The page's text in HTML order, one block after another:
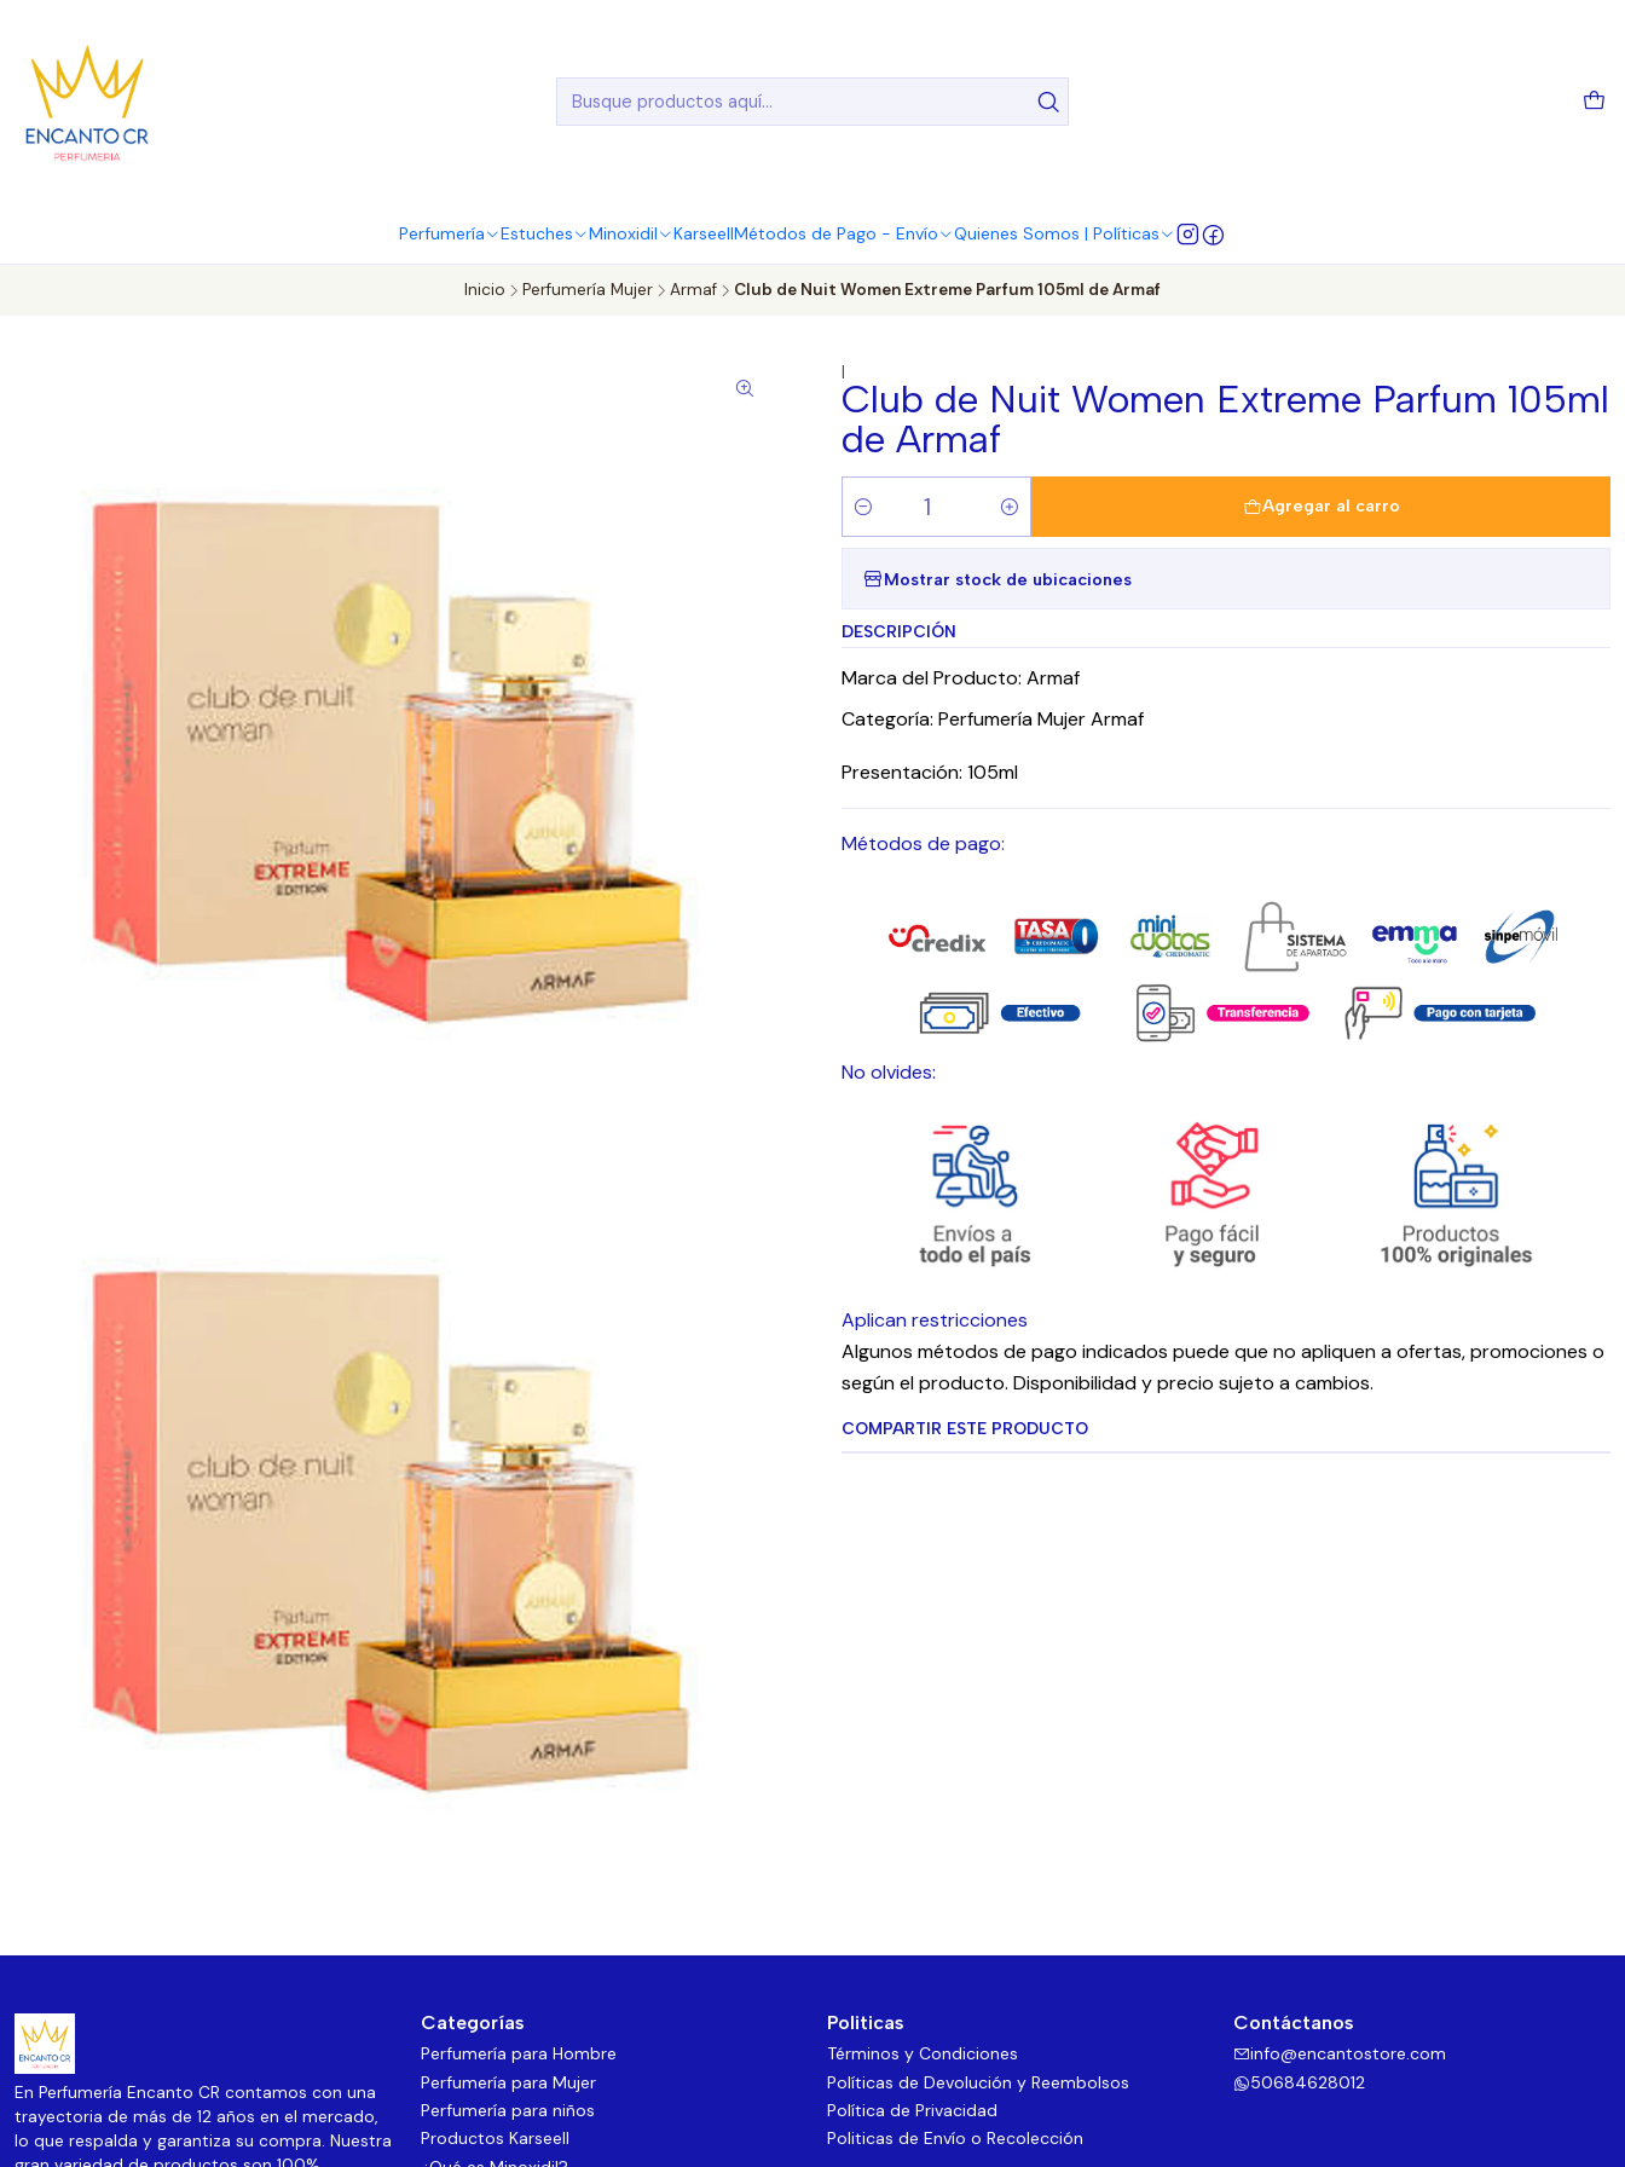
Perfumería Estuches Minoxidil KarseellMétodos de Pago - Envío Quienes Somos | Políticas
Inicio Perfumería Mujer Armaf Club de Nuit Women Extreme Parfum 105ml de Armaf
|
Club de Nuit Women Extreme Parfum 105ml
de Armaf
Cantidad
Agregar al carro
Mostrar stock de ubicaciones
DESCRIPCIÓN
Marca del Producto: Armaf
Categoría: Perfumería Mujer Armaf
Presentación: 105ml
Métodos de pago:
No olvides:
Aplican restricciones
Algunos métodos de pago indicados puede que no apliquen a ofertas, promociones o
según el producto. Disponibilidad y precio sujeto a cambios.
COMPARTIR ESTE PRODUCTO
En Perfumería Encanto CR contamos con una
trayectoria de más de 12 años en el mercado,
lo que respalda y garantiza su compra. Nuestra
Categorías
Perfumería para Hombre
Perfumería para Mujer
Perfumería para niños
Productos Karseell
Politicas
Términos y Condiciones
Políticas de Devolución y Reembolsos
Política de Privacidad
Politicas de Envío o Recolección
Contáctanos
info@encantostore.com
50684628012